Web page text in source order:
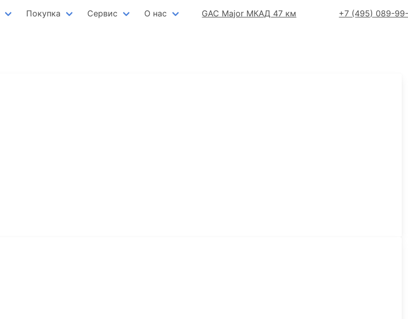
Покупка Сервис О нас GAC Major МКАД 47 км +7 (495) 089-